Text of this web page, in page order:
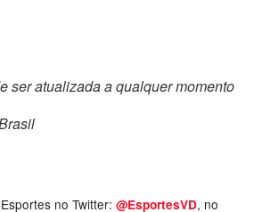
ser atualizada a qualquer momento
no Twitter: @EsportesVD, no